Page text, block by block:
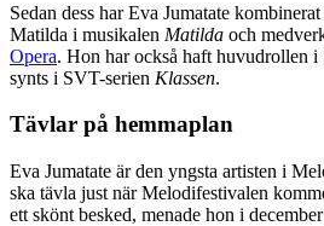
Sedan dess har Eva Jumatate
Matilda i musikalen Matilda och
Opera. Hon har också haft huvudrollen i
synts i SVT-serien Klassen.
Tävlar på hemmaplan
Eva Jumatate är den yngsta artisten i
ska tävla just när Melodifestivalen
ett skönt besked, menade hon i